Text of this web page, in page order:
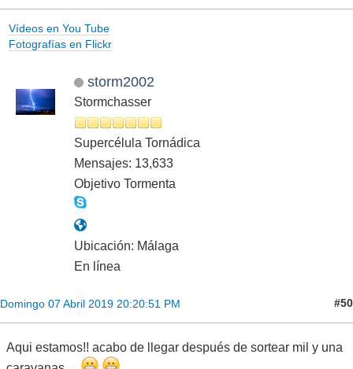
Vídeos en You Tube
Fotografías en Flickr
storm2002
Stormchasser
Supercélula Tornádica
Mensajes: 13,633
Objetivo Tormenta
Ubicación: Málaga
En línea
Domingo 07 Abril 2019 20:20:51 PM #50
Aqui estamos!! acabo de llegar después de sortear mil y una